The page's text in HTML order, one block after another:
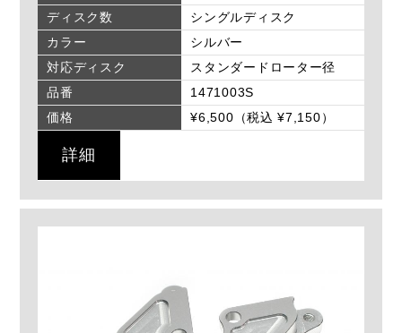
ディスク数
シングルディスク
カラー
シルバー
対応ディスク
スタンダードローター径
品番
1471003S
価格
¥6,500（税込 ¥7,150）
詳細